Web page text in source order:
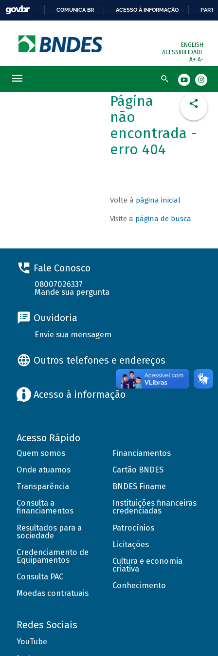
COMUNICA BR ACESSO À INFORMAÇÃO
ENGLISH
ACESSIBILIDADE
A+ A-
Busca
Página
não
encontrada -
erro 404
Volte à página inicial
Visite a página de busca
Fale Conosco
08007026337
Mande sua pergunta
Ouvidoria
Envie sua mensagem
Outros telefones e endereços
Acesso à informação
Acesso Rápido
Quem somos
Onde atuamos
Transparência
Consulta a
financiamentos
Resultados para a
sociedade
Credenciamento de
Equipamentos
Consulta PAC
Moedas contratuais
Financiamentos
Cartão BNDES
BNDES Finame
Instituições financeiras
credenciadas
Patrocínios
Licitações
Cultura e economia
criativa
Conhecimento
Redes Sociais
YouTube